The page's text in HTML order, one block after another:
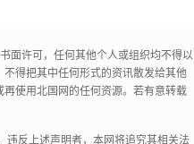
面许可，任何其他个人或组织均不得以
得把其中任何形式的资讯散发给其他
使用北国网的任何资源。若有意转载
违反上述声明者，本网将追究其相关法